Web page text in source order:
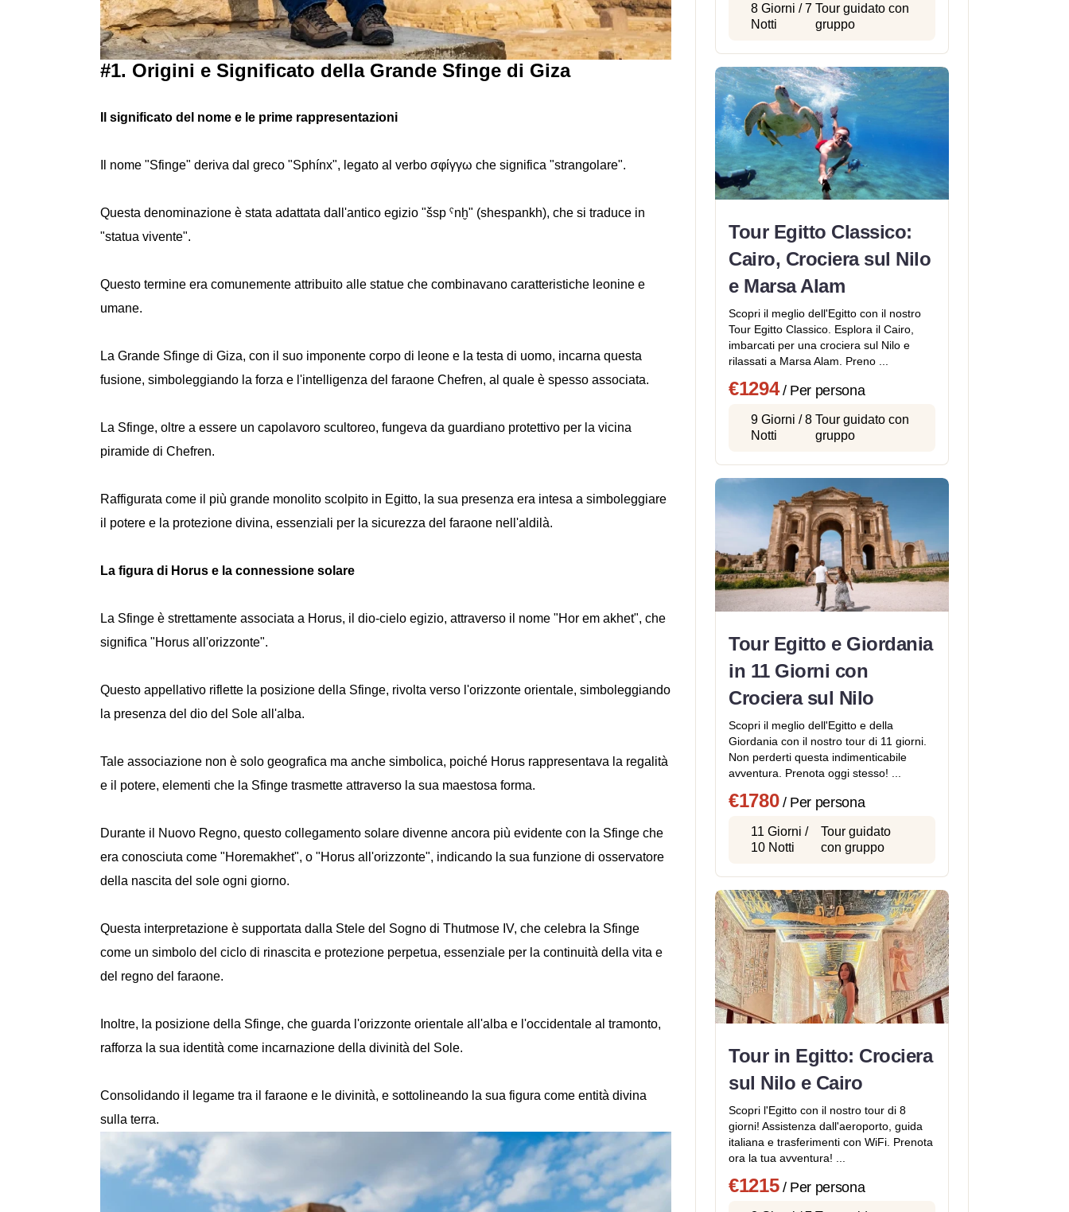
#1. Origini e Significato della Grande Sfinge di Giza
Il significato del nome e le prime rappresentazioni
Il nome "Sfinge" deriva dal greco "Sphínx", legato al verbo σφίγγω che significa "strangolare".
Questa denominazione è stata adattata dall'antico egizio "šsp ˁnḫ" (shespankh), che si traduce in
"statua vivente".
Questo termine era comunemente attribuito alle statue che combinavano caratteristiche leonine e
umane.
La Grande Sfinge di Giza, con il suo imponente corpo di leone e la testa di uomo, incarna questa
fusione, simboleggiando la forza e l'intelligenza del faraone Chefren, al quale è spesso associata.
La Sfinge, oltre a essere un capolavoro scultoreo, fungeva da guardiano protettivo per la vicina
piramide di Chefren.
Raffigurata come il più grande monolito scolpito in Egitto, la sua presenza era intesa a simboleggiare
il potere e la protezione divina, essenziali per la sicurezza del faraone nell'aldilà.
La figura di Horus e la connessione solare
La Sfinge è strettamente associata a Horus, il dio-cielo egizio, attraverso il nome "Hor em akhet", che
significa "Horus all'orizzonte".
Questo appellativo riflette la posizione della Sfinge, rivolta verso l'orizzonte orientale, simboleggiando
la presenza del dio del Sole all'alba.
Tale associazione non è solo geografica ma anche simbolica, poiché Horus rappresentava la regalità
e il potere, elementi che la Sfinge trasmette attraverso la sua maestosa forma.
Durante il Nuovo Regno, questo collegamento solare divenne ancora più evidente con la Sfinge che
era conosciuta come "Horemakhet", o "Horus all'orizzonte", indicando la sua funzione di osservatore
della nascita del sole ogni giorno.
Questa interpretazione è supportata dalla Stele del Sogno di Thutmose IV, che celebra la Sfinge
come un simbolo del ciclo di rinascita e protezione perpetua, essenziale per la continuità della vita e
del regno del faraone.
Inoltre, la posizione della Sfinge, che guarda l'orizzonte orientale all'alba e l'occidentale al tramonto,
rafforza la sua identità come incarnazione della divinità del Sole.
Consolidando il legame tra il faraone e le divinità, e sottolineando la sua figura come entità divina
sulla terra.
8 Giorni / 7
Notti
Tour guidato con
gruppo
Tour Egitto Classico:
Cairo, Crociera sul Nilo
e Marsa Alam
Scopri il meglio dell'Egitto con il nostro
Tour Egitto Classico. Esplora il Cairo,
imbarcati per una crociera sul Nilo e
rilassati a Marsa Alam. Preno ...
€1294/ Per persona
9 Giorni / 8
Notti
Tour guidato con
gruppo
Tour Egitto e Giordania
in 11 Giorni con
Crociera sul Nilo
Scopri il meglio dell'Egitto e della
Giordania con il nostro tour di 11 giorni.
Non perderti questa indimenticabile
avventura. Prenota oggi stesso! ...
€1780/ Per persona
11 Giorni /
10 Notti
Tour guidato
con gruppo
Tour in Egitto: Crociera
sul Nilo e Cairo
Scopri l'Egitto con il nostro tour di 8
giorni! Assistenza dall'aeroporto, guida
italiana e trasferimenti con WiFi. Prenota
ora la tua avventura! ...
€1215/ Per persona